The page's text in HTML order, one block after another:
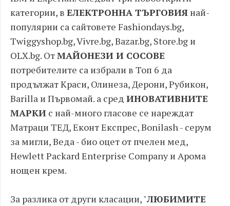
категории, в ЕЛЕКТРОННА ТЪРГОВИЯ най-
популярни са сайтовете Fashiondays.bg,
Twiggyshop.bg, Vivre.bg, Bazar.bg, Store.bg и
OLX.bg. ОтМАЙОНЕЗИ И СОСОВЕ
потребителите са избрали в Топ 6 да
продължат Краси, Олинеза, Дерони, Рубикон,
Barilla и Първомай. а сред ИНОВАТИВНИТЕ
МАРКИ с най-много гласове се нареждат
Матраци ТЕД, Еконт Експрес, Bonilash - серум
за мигли, Веда - био оцет от пчелен мед,
Hewlett Packard Enterprise Company и Арома
нощен крем.
За разлика от други класации, "ЛЮБИМИТЕ